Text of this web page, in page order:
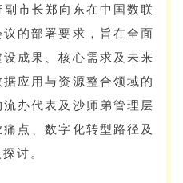
市长郑向东在中国数联
的部署要求，旨在全面
成果、核心需求及未来
应用与资源整合领域的
办代表及沙师弟管理层
点、数字化转型路径及
讨。